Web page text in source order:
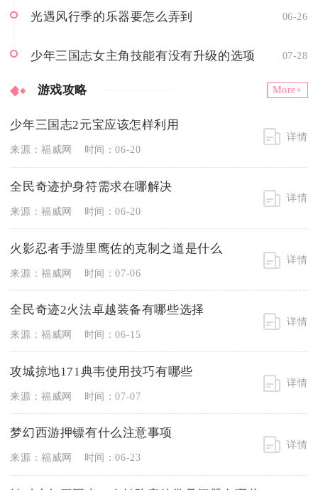
光遇风行季的乐器要怎么弄到 06-26
少年三国志女主角技能有没有升级的选项 07-28
游戏攻略 More+
少年三国志2元宝应该怎样利用
来源：福威网 时间：06-20
详情
全民奇迹护身符需求在哪解决
来源：福威网 时间：06-20
详情
火影忍者手游里鹰佐的克制之道是什么
来源：福威网 时间：07-06
详情
全民奇迹2火法卓越装备有哪些选择
来源：福威网 时间：06-15
详情
攻城掠地171典韦使用技巧有哪些
来源：福威网 时间：07-07
详情
梦幻西游押镖有什么注意事项
来源：福威网 时间：06-23
详情